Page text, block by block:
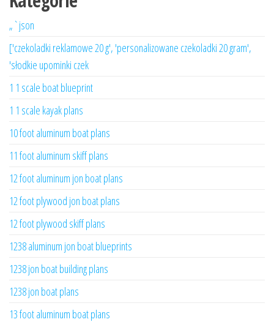
„`json
['czekoladki reklamowe 20 g', 'personalizowane czekoladki 20 gram',
'słodkie upominki czek
1 1 scale boat blueprint
1 1 scale kayak plans
10 foot aluminum boat plans
11 foot aluminum skiff plans
12 foot aluminum jon boat plans
12 foot plywood jon boat plans
12 foot plywood skiff plans
1238 aluminum jon boat blueprints
1238 jon boat building plans
1238 jon boat plans
13 foot aluminum boat plans